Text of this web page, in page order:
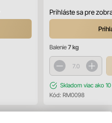
Prihláste sa pre
Balenie 7 kg
Skladom viac ako
Kód: RM0098